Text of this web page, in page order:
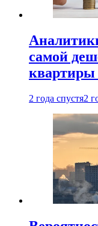
самой
2 года спустя2